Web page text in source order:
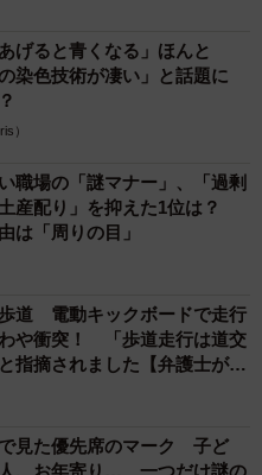
、センスも古い」「罰則強化
山ダッシュ」 リニア中央新
在来線との乗り継ぎなし→な
んじゃない？ 惜しい位置関
！」「ロボ？」大阪・梅田に
体は？ 昭和の遺産を調査し
していたら、ガイドが「撮り
ノリでポーズを取っていた
してもらえない 「日本人は
私は6時間で3万円払った」